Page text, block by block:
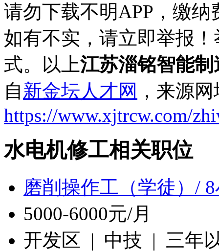
请勿下载不明APP，缴
如有不实，请立即举报
式。以上江苏淄铭智能
自新金坛人才网 ，来源
https://www.xjtrcw.com/
水电机修工相关职位
磨削操作工（学徒）/
5000-6000元/月
开发区 | 中技 | 三年